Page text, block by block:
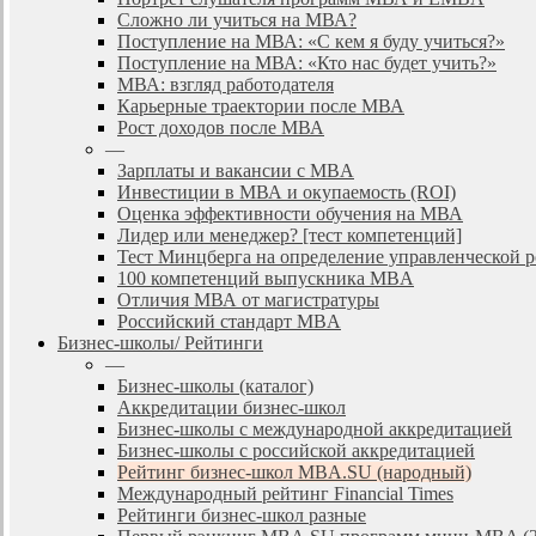
Сложно ли учиться на МВА?
Поступление на МВА: «С кем я буду учиться?»
Поступление на МВА: «Кто нас будет учить?»
МВА: взгляд работодателя
Карьерные траектории после МВА
Рост доходов после МВА
—
Зарплаты и вакансии с MBA
Инвестиции в МВА и окупаемость (ROI)
Оценка эффективности обучения на МВА
Лидер или менеджер? [тест компетенций]
Тест Минцберга на определение управленческой
100 компетенций выпускника MBA
Отличия МВА от магистратуры
Российский стандарт MBA
Бизнес-школы/ Рейтинги
—
Бизнес-школы (каталог)
Аккредитации бизнес-школ
Бизнес-школы с международной аккредитацией
Бизнес-школы с российской аккредитацией
Рейтинг бизнес-школ MBA.SU (народный)
Международный рейтинг Financial Times
Рейтинги бизнес-школ разные